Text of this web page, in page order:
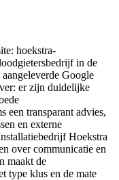
hoekstra-
in de
Google
er zijn duidelijke
een transparant advies,
en externe
Hoekstra
over communicatie en
maakt de
type klus en de mate